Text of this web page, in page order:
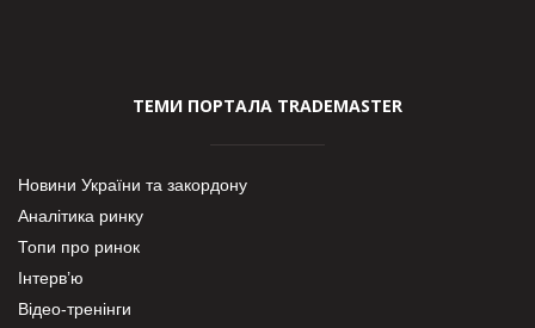
ТЕМИ ПОРТАЛА TRADEMASTER
Новини України та закордону
Аналітика ринку
Топи про ринок
Інтерв’ю
Відео-тренінги